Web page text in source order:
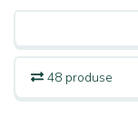
48 produse